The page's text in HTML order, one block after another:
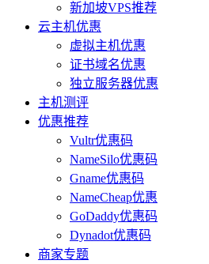
新加坡VPS推荐
云主机优惠
虚拟主机优惠
证书域名优惠
独立服务器优惠
主机测评
优惠推荐
Vultr优惠码
NameSilo优惠码
Gname优惠码
NameCheap优惠
GoDaddy优惠码
Dynadot优惠码
商家专题